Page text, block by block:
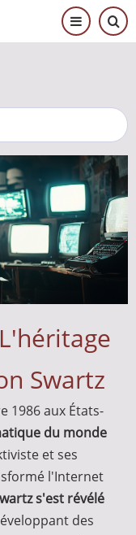
Swartz
1986 aux États-
du monde
et ses
l'Internet
s'est révélé
des